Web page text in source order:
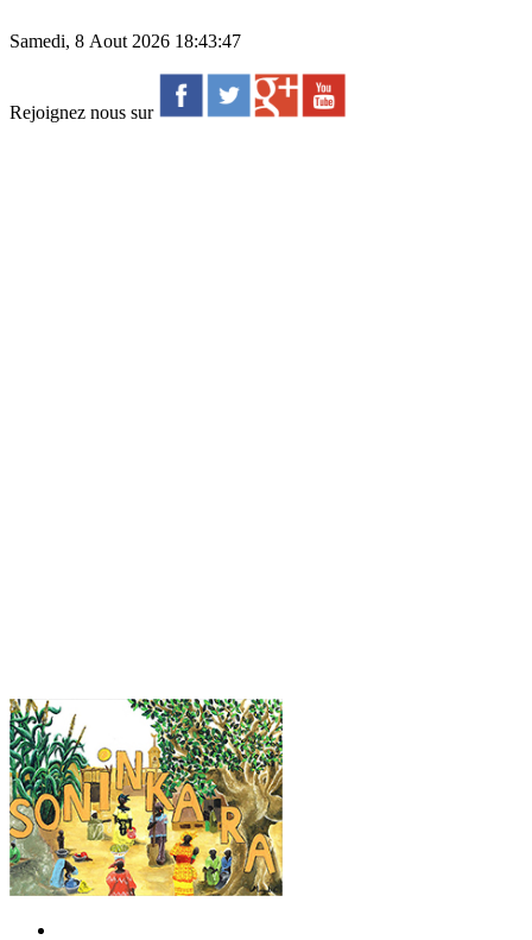
Samedi, 8 Aout 2026 18:43:47
Rejoignez nous sur